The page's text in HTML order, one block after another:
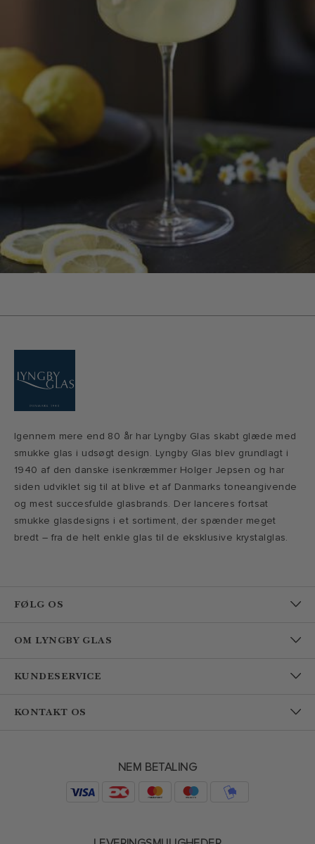
Igennem mere end 80 år har Lyngby Glas skabt glæde med
smukke glas i udsøgt design. Lyngby Glas blev grundlagt i
1940 af den danske isenkræmmer Holger Jepsen og har
siden udviklet sig til at blive et af Danmarks toneangivende
og mest succesfulde glasbrands. Der lanceres fortsat
smukke glasdesigns i et sortiment, der spænder meget
bredt – fra de helt enkle glas til de eksklusive krystalglas.
FØLG OS
OM LYNGBY GLAS
KUNDESERVICE
KONTAKT OS
NEM BETALING